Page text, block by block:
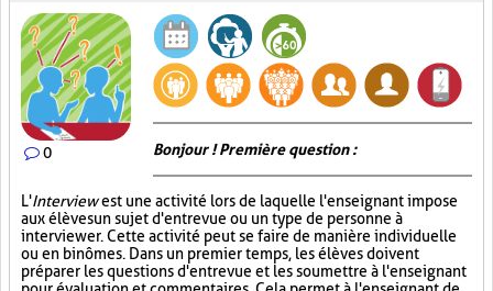
0 Bonjour ! Première question :
L'Interviewest une activité lors de laquelle l'enseignant impose
aux élèves un sujet d'entrevue ou un type de personne à
interviewer. Cette activité peut se faire de manière individuelle
ou en binômes. Dans un premier temps, les élèves doivent
préparer les questions d'entrevue et les soumettre à l'enseignant